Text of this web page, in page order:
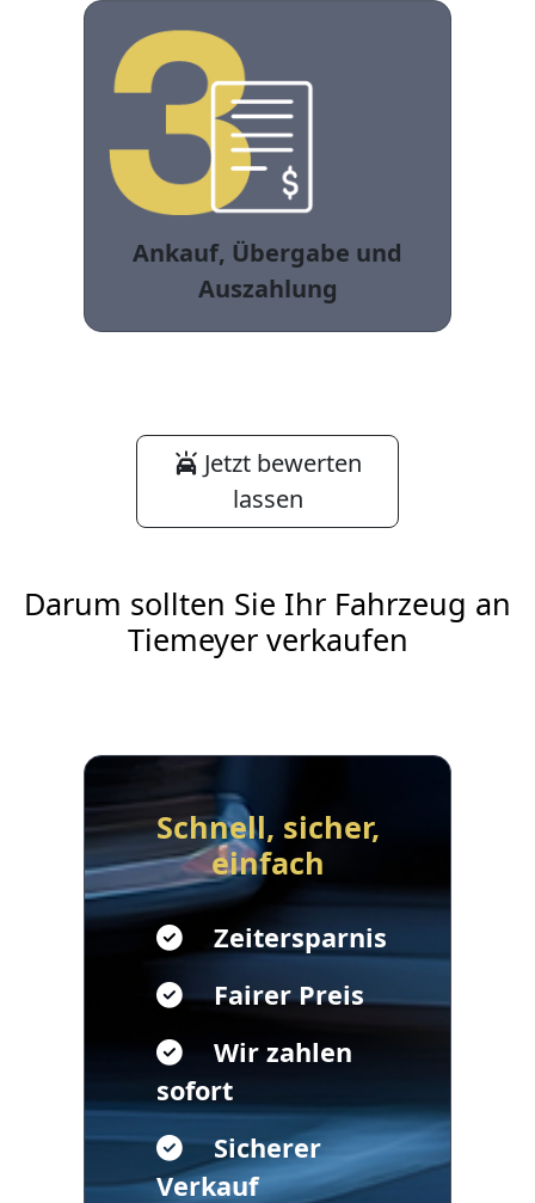
Ankauf, Übergabe und
Auszahlung
Jetzt bewerten
lassen
Darum sollten Sie Ihr Fahrzeug an
Tiemeyer verkaufen
Schnell, sicher,
einfach
Zeitersparnis
Fairer Preis
Wir zahlen
sofort
Sicherer
Verkauf